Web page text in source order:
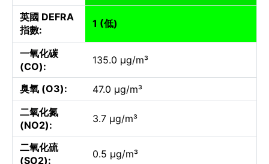
英國 DEFRA
指數:
1 (低)
一氧化碳
(CO):
135.0 µg/m³
臭氧 (O3):
47.0 µg/m³
二氧化氮
(NO2):
3.7 µg/m³
二氧化硫
(SO2):
0.5 µg/m³